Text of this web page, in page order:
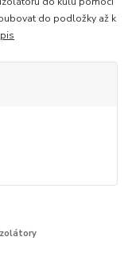
do podložky až k